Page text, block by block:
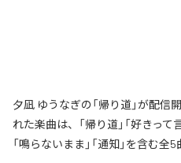
夕凪 ゆうなぎの「帰り道」が配
れた楽曲は、「帰り道」「好きって
「鳴らないまま」「通知」を含む全